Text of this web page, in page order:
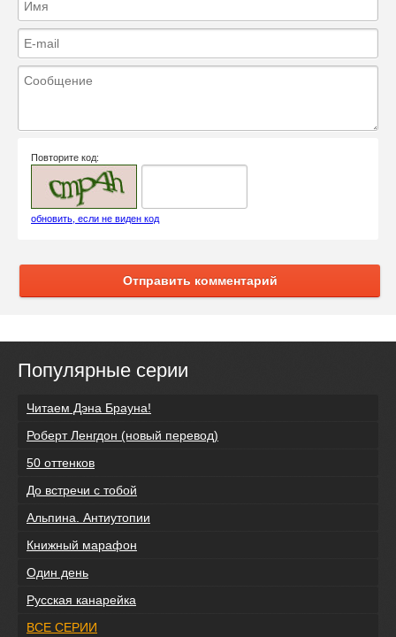
Повторите код:
обновить, если не виден код
Отправить комментарий
Популярные серии
Читаем Дэна Брауна!
Роберт Ленгдон (новый перевод)
50 оттенков
До встречи с тобой
Альпина. Антиутопии
Книжный марафон
Один день
Русская канарейка
ВСЕ СЕРИИ